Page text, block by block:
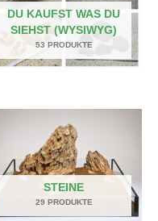
DU KAUFST WAS DU
SIEHST (WYSIWYG)
53 PRODUKTE
STEINE
29 PRODUKTE